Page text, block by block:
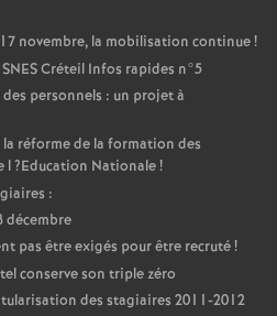
novembre, la mobilisation continue!
SNESCréteil Infos rapides n°5
personnels : un projet à
la réforme de la formation des
l?Education Nationale!
:
décembre
pas être exigés pour être recruté!
conserve son triple zéro
des stagiaires 2011-2012